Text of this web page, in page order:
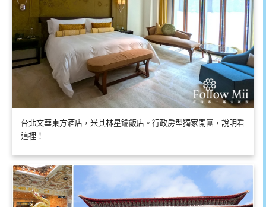
台北文華東方酒店，米其林星鑰飯店。行政房型獨家開團，說明看
這裡！